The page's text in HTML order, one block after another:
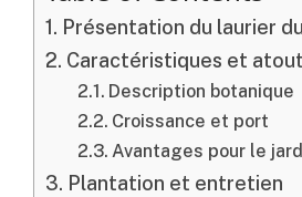
Présentation du laurier
Caractéristiques et
Description botanique
Croissance et port
Avantages pour le
Plantation et entretien